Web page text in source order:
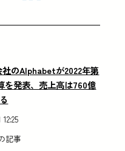
のAlphabetが2022年第
を発表、売上高は760億
記事